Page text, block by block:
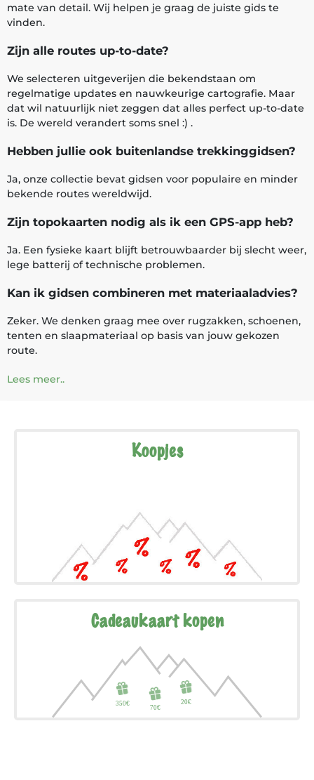
mate van detail. Wij helpen je graag de juiste gids te
vinden.
Zijn alle routes up-to-date?
We selecteren uitgeverijen die bekendstaan om
regelmatige updates en nauwkeurige cartografie. Maar
dat wil natuurlijk niet zeggen dat alles perfect up-to-date
is. De wereld verandert soms snel :) .
Hebben jullie ook buitenlandse trekkinggidsen?
Ja, onze collectie bevat gidsen voor populaire en minder
bekende routes wereldwijd.
Zijn topokaarten nodig als ik een GPS-app heb?
Ja. Een fysieke kaart blijft betrouwbaarder bij slecht weer,
lege batterij of technische problemen.
Kan ik gidsen combineren met materiaaladvies?
Zeker. We denken graag mee over rugzakken, schoenen,
tenten en slaapmateriaal op basis van jouw gekozen
route.
Lees meer..
Koopjes
Cadeaukaart kopen